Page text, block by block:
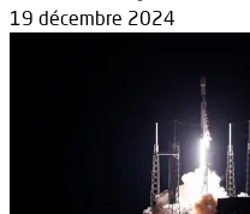
19 décembre 2024